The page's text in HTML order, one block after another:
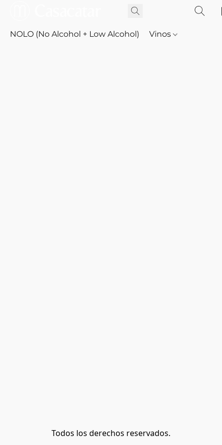
NOLO (No Alcohol + Low Alcohol) Vinos
Todos los derechos reservados.